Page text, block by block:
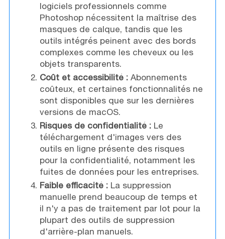
logiciels professionnels comme
Photoshop nécessitent la maîtrise des
masques de calque, tandis que les
outils intégrés peinent avec des bords
complexes comme les cheveux ou les
objets transparents.
Coût et accessibilité : Abonnements
coûteux, et certaines fonctionnalités ne
sont disponibles que sur les dernières
versions de macOS.
Risques de confidentialité :Le
téléchargement d'images vers des
outils en ligne présente des risques
pour la confidentialité, notamment les
fuites de données pour les entreprises.
Faible efficacité :La suppression
manuelle prend beaucoup de temps et
il n'y a pas de traitement par lot pour la
plupart des outils de suppression
d'arrière-plan manuels.